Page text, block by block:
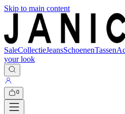
Skip to main content
SaleCollectieJeansSchoenenTassen
your look
0